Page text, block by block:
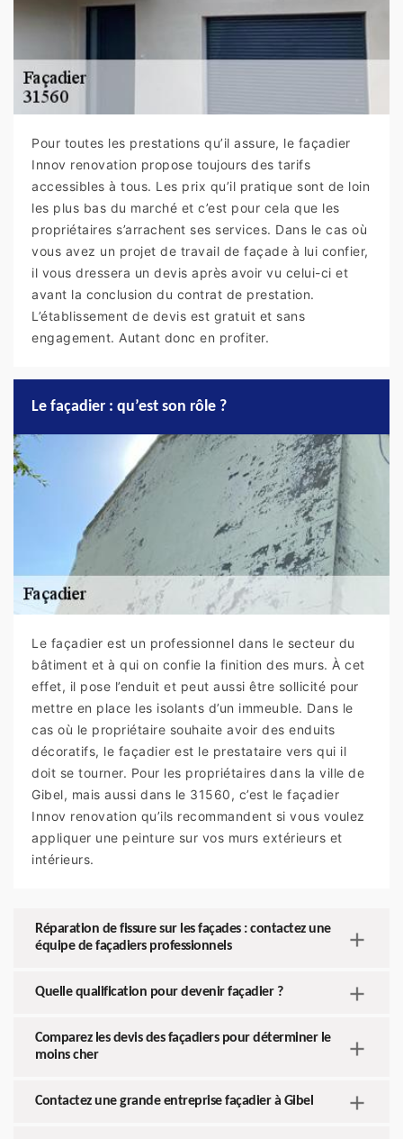
Pour toutes les prestations qu’il assure, le façadier
Innov renovation propose toujours des tarifs
accessibles à tous. Les prix qu’il pratique sont de loin
les plus bas du marché et c’est pour cela que les
propriétaires s’arrachent ses services. Dans le cas où
vous avez un projet de travail de façade à lui confier,
il vous dressera un devis après avoir vu celui-ci et
avant la conclusion du contrat de prestation.
L’établissement de devis est gratuit et sans
engagement. Autant donc en profiter.
Le façadier : qu’est son rôle ?
Le façadier est un professionnel dans le secteur du
bâtiment et à qui on confie la finition des murs. À cet
effet, il pose l’enduit et peut aussi être sollicité pour
mettre en place les isolants d’un immeuble. Dans le
cas où le propriétaire souhaite avoir des enduits
décoratifs, le façadier est le prestataire vers qui il
doit se tourner. Pour les propriétaires dans la ville de
Gibel, mais aussi dans le 31560, c’est le façadier
Innov renovation qu’ils recommandent si vous voulez
appliquer une peinture sur vos murs extérieurs et
intérieurs.
Réparation de fissure sur les façades : contactez une
équipe de façadiers professionnels
Quelle qualification pour devenir façadier ?
Comparez les devis des façadiers pour déterminer le
moins cher
Contactez une grande entreprise façadier à Gibel